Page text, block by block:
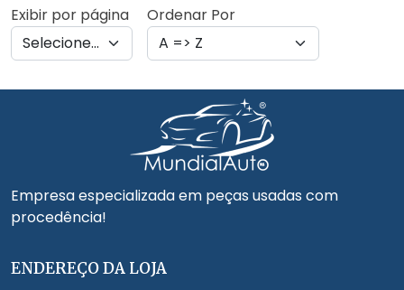
Exibir por página
Ordenar Por
Empresa especializada em peças usadas com
procedência!
ENDEREÇO DA LOJA